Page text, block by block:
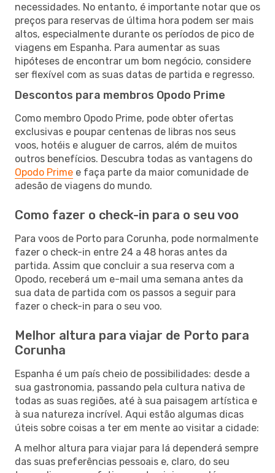
necessidades. No entanto, é importante notar que os
preços para reservas de última hora podem ser mais
altos, especialmente durante os períodos de pico de
viagens em Espanha. Para aumentar as suas
hipóteses de encontrar um bom negócio, considere
ser flexível com as suas datas de partida e regresso.
Descontos para membros Opodo Prime
Como membro Opodo Prime, pode obter ofertas
exclusivas e poupar centenas de libras nos seus
voos, hotéis e aluguer de carros, além de muitos
outros benefícios. Descubra todas as vantagens do
Opodo Prime e faça parte da maior comunidade de
adesão de viagens do mundo.
Como fazer o check-in para o seu voo
Para voos de Porto para Corunha, pode normalmente
fazer o check-in entre 24 a 48 horas antes da
partida. Assim que concluir a sua reserva com a
Opodo, receberá um e-mail uma semana antes da
sua data de partida com os passos a seguir para
fazer o check-in para o seu voo.
Melhor altura para viajar de Porto para
Corunha
Espanha é um país cheio de possibilidades: desde a
sua gastronomia, passando pela cultura nativa de
todas as suas regiões, até à sua paisagem artística e
à sua natureza incrível. Aqui estão algumas dicas
úteis sobre coisas a ter em mente ao visitar a cidade:
A melhor altura para viajar para lá dependerá sempre
das suas preferências pessoais e, claro, do seu